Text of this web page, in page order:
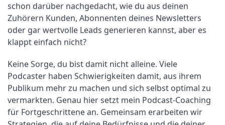
schon darüber nachgedacht, wie du aus deinen
Zuhörern Kunden, Abonnenten deines Newsletters
oder gar wertvolle Leads generieren kannst, aber es
klappt einfach nicht?
Keine Sorge, du bist damit nicht alleine. Viele
Podcaster haben Schwierigkeiten damit, aus ihrem
Publikum mehr zu machen und sich selbst optimal zu
vermarkten. Genau hier setzt mein Podcast-Coaching
für Fortgeschrittene an. Gemeinsam erarbeiten wir